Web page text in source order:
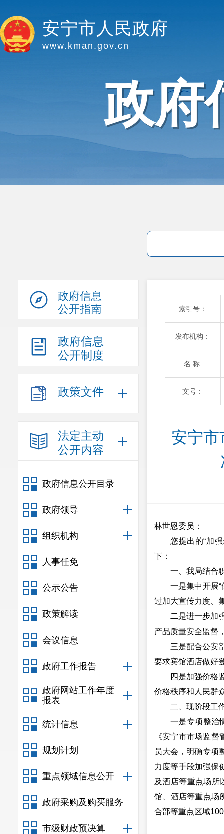
安宁市人民政府
www.kman.gov.cn
政府
政府信息
公开指南
政府信息
公开制度
政策文件
法定主动
公开内容
政府信息公开目录
政府领导
组织机构
人事任免
公示公告
政策解读
会议信息
政府工作报告
政府网站工作年度
报表
统计信息
规划计划
重点领域信息公开
政府采购及购买服务
市级财政预决算
索引号：
发布机构：
名 称:
文号：
安宁
林世恩委员：
您提出的“加
下：
一、我局结合
一是集中开展
过加大宣传力度、
二是进一步加
产品质量安全监督
三是配合公安
要求宾馆酒店做好
四是加强价格
价格秩序和人民群
二、现阶段工
一是专项整治
《安宁市市场监
员大会，明确专项
力度等手段加强保
及酒店等重点场所
馆、酒店等重点场
合部等重点区域